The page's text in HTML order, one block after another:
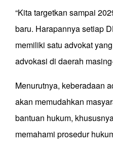
“Kita targetkan sampai
baru. Harapannya setiap
memiliki satu advokat
advokasi di daerah
Menurutnya, keberadaan
akan memudahkan
bantuan hukum,
memahami prosedur